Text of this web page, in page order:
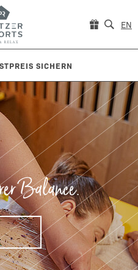
SICHERN
EN
Balance.